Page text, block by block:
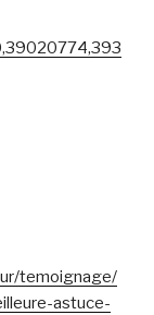
temoignage/
astuce-